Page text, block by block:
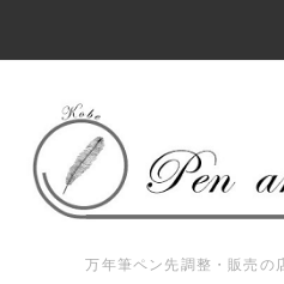
万年筆ペン先調整・販売